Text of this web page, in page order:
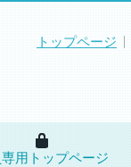
トップページ
用トップページ